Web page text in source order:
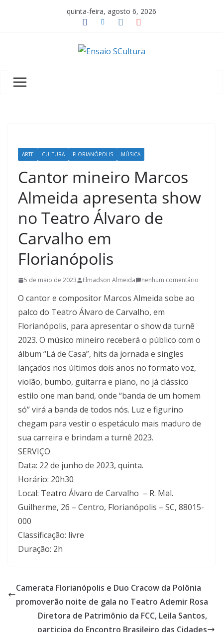
quinta-feira, agosto 6, 2026
d
c
u
l
u
r
a
c
a
t
a
r
i
n
e
n
s
e
a
m
l
i
u
ARTE CULTURA FLORIANÓPOLIS MÚSICA
Cantor mineiro Marcos
Almeida apresenta show
no Teatro Álvaro de
Carvalho em
Florianópolis
5 de maio de 2023 Elmadson Almeida nenhum comentário
O cantor e compositor Marcos Almeida sobe ao
palco do Teatro Álvaro de Carvalho, em
Florianópolis, para apresentar o show da turnê
2023. O músico mineiro receberá o público com o
álbum “Lá de Casa”, hits da jornada e singles
lançados nos últimos dois anos no formato voz,
violão, bumbo, guitarra e piano, no já clássico
estilo one man band, onde “banda de um homem
só” virá a banda de todos nós. Luz e figurino
chegam para vestir o espetáculo mais maduro de
sua carreira e brindam a turnê 2023.
SERVIÇO
Data: 22 de junho de 2023, quinta.
Horário: 20h30
Local: Teatro Álvaro de Carvalho – R. Mal.
Guilherme, 26 – Centro, Florianópolis – SC, 88015-
000
Classificação: livre
Duração: 2h
Camerata Florianópolis e Duo Cracow da Polônia
promoverão noite de gala no Teatro Ademir Rosa
Diretora de Patrimônio da FCC, Leila Santos,
participa do Encontro Brasileiro das Cidades